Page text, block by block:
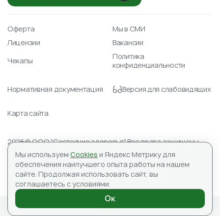
2026© ООО "Состояние здоровья" Все права защищены.
Лицензия № Л041-01148-78/00351488 от 23.04.2021
ИНН 7804590151, ОГРН 1177847059345
Адрес для корреспонденции: 197183, ООО «Состояние
здоровья», а/я №10
Оферта
Мы в СМИ
Лицензии
Вакансии
Чекапы
Политика
конфиденциальности
Нормативная документация Версия для слабовидящих
Карта сайта
ИМЕЮТСЯ ПРОТИВОПОКАЗАНИЯ, НЕОБХОДИМА
КОНСУЛЬТАЦИЯ СПЕЦИАЛИСТА
Мы используем Cookies и Яндекс Метрику для
обеспечения наилучшего опыта работы на нашем
сайте. Продолжая использовать сайт, вы
соглашаетесь с условиями.
Ок